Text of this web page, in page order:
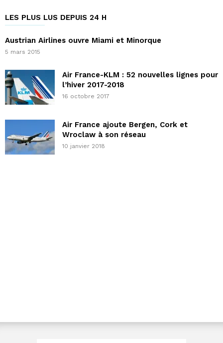
LES PLUS LUS DEPUIS 24 H
Austrian Airlines ouvre Miami et Minorque
5 mars 2015
Air France-KLM : 52 nouvelles lignes pour
l’hiver 2017-2018
16 octobre 2017
Air France ajoute Bergen, Cork et
Wroclaw à son réseau
10 janvier 2018